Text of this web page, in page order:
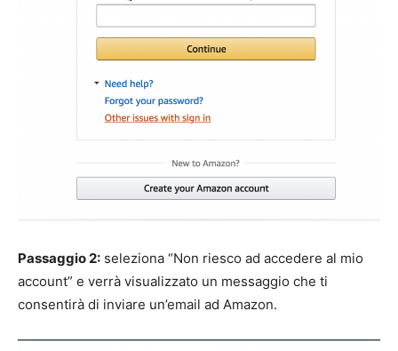
Passaggio 2: seleziona “Non riesco ad accedere al mio
account” e verrà visualizzato un messaggio che ti
consentirà di inviare un’email ad Amazon.